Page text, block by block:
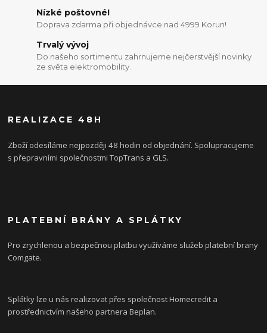
Nízké poštovné!
Doprava zdarma při objednávce nad 4999 Korun!
Trvalý vývoj
Do našeho sortimentu zahrnujeme nejčerstvější novinky
ze světa elektromobility.
REALIZACE 48H
Zboží odesíláme nejpozději 48 hodin od objednání. Spolupracujeme
s přepravními společnostmi TopTrans a GLS.
PLATEBNÍ BRÁNY A SPLÁTKY
Pro zrychlenou a bezpečnou platbu využíváme služeb platební brany
Comgate.
Splátky lze u nás realizovat přes společnost Homecredit a
prostřednictvím našeho partnera Beplan.